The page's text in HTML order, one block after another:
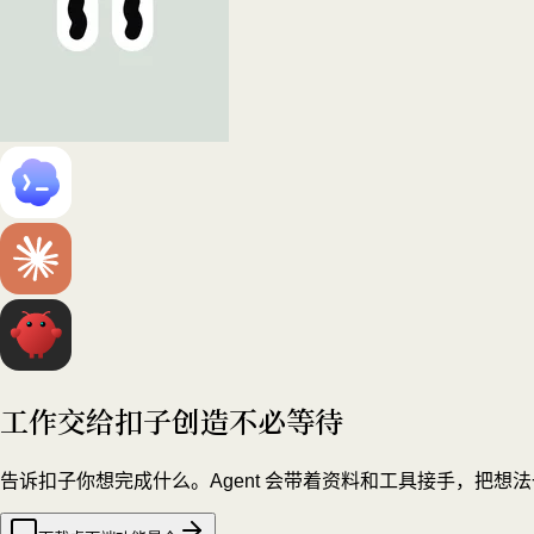
工作交给扣子创造不必等待
告诉扣子你想完成什么。Agent 会带着资料和工具接手，把想法